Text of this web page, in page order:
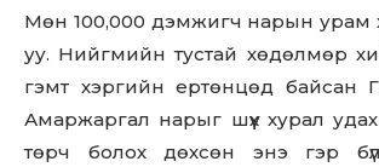
Мөн 100,000 дэмжигч нарын урам
уу. Нийгмийн тустай хөдөлмөр
гэмт хэргийн ертөнцөд байсан
Амаржаргал нарыг шүүх хурал
төрч болох дөхсөн энэ гэр